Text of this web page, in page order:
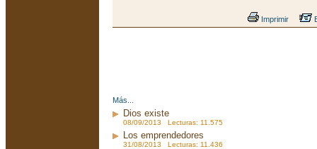
Imprimir
Más...
Dios existe
08/09/2013 Lecturas: 11.575
Los emprendedores
31/08/2013 Lecturas: 11.436